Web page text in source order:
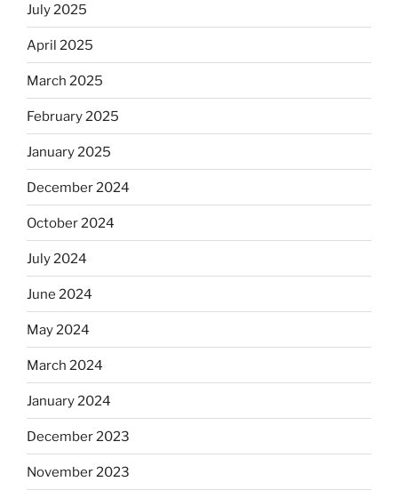
July 2025
April 2025
March 2025
February 2025
January 2025
December 2024
October 2024
July 2024
June 2024
May 2024
March 2024
January 2024
December 2023
November 2023